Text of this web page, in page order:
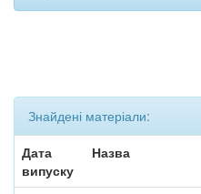
Знайдені матеріали:
Дата
випуску
Назва